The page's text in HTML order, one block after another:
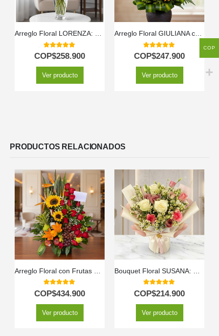
Arreglo Floral LORENZA: 24 Rosas Rojas y Amarillas Llenas de Vida ⚜️
5.00out of 5
COP$258.900
Ver producto
Arreglo Floral GIULIANA con Girasoles Radiantes 🌻
5.00out of 5
COP$247.900
Ver producto
PRODUCTOS RELACIONADOS
5.00out of 5
COP$434.900
Ver producto
5.00out of 5
COP$214.900
Ver producto
COP